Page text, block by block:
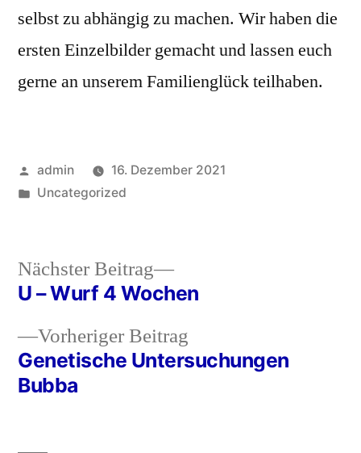
selbst zu abhängig zu machen. Wir haben die
ersten Einzelbilder gemacht und lassen euch
gerne an unserem Familienglück teilhaben.
Veröffentlicht
von
admin
16. Dezember 2021
Veröffentlicht
Uncategorized
Beitragsnavigation
Vorheriger Beitrag
Beitrag:
Genetische Untersuchungen
Bubba
Nächster Beitrag
Nächster
Beitrag:
U – Wurf 4 Wochen